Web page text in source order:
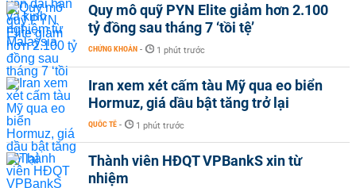
Quy mô quỹ PYN Elite giảm hơn 2.100
tỷ đồng sau tháng 7 ‘tồi tệ’
CHỨNG KHOÁN - 1 phút trước
Iran xem xét cấm tàu Mỹ qua eo biển
Hormuz, giá dầu bật tăng trở lại
QUỐC TẾ - 1 phút trước
Thành viên HĐQT VPBankS xin từ
nhiệm